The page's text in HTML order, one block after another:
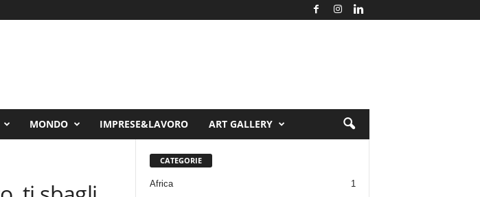
MONDO IMPRESE&LAVORO ART GALLERY
CATEGORIE
Africa
1